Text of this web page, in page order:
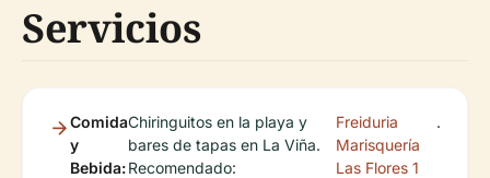
Servicios
Comida
y
Bebida:
Chiringuitos en la playa y
bares de tapas en La Viña.
Recomendado:
Freiduria
Marisquería
Las Flores 1
.